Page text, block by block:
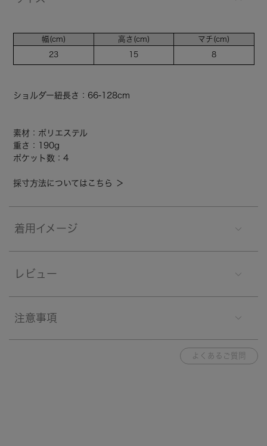
幅(cm)
23
高さ(cm)
15
マチ(cm)
8
ショルダー紐長さ：66-128cm
素材：ポリエステル
重さ：190g
ポケット数：4
採寸方法についてはこちら ＞
着用イメージ
レビュー
注意事項
よくあるご質問